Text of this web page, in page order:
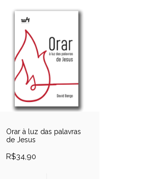
Orar à luz das palavras
de Jesus
R$34,90